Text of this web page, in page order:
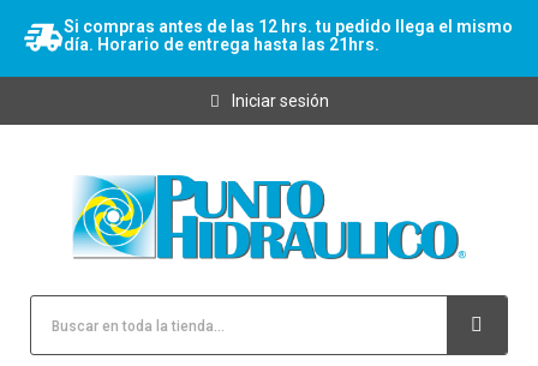
Si compras antes de las 12 hrs. tu pedido llega el mismo
día. Horario de entrega hasta las 21hrs.
Iniciar sesión